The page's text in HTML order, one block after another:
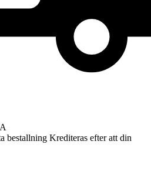
bestallning Krediteras efter att din